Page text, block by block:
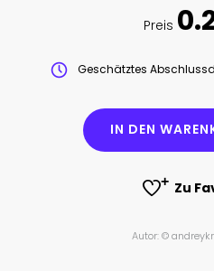
Preis
Geschätztes
IN DEN
Zu
Autor: ©